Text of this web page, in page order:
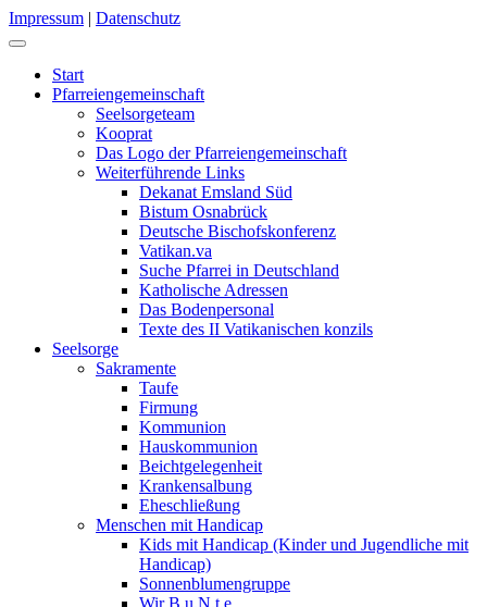
Impressum | Datenschutz
Start
Pfarreiengemeinschaft
Seelsorgeteam
Kooprat
Das Logo der Pfarreiengemeinschaft
Weiterführende Links
Dekanat Emsland Süd
Bistum Osnabrück
Deutsche Bischofskonferenz
Vatikan.va
Suche Pfarrei in Deutschland
Katholische Adressen
Das Bodenpersonal
Texte des II Vatikanischen konzils
Seelsorge
Sakramente
Taufe
Firmung
Kommunion
Hauskommunion
Beichtgelegenheit
Krankensalbung
Eheschließung
Menschen mit Handicap
Kids mit Handicap (Kinder und Jugendliche mit
Handicap)
Sonnenblumengruppe
Wir B.u.N.t.e